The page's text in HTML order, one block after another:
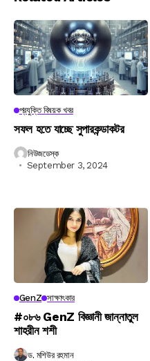
প্রযুক্তি বিষয়ক খবর
সফল হতে যাচ্ছে সুপারকন্ডাকটর
নিউজডেস্ক
September 3, 2024
GenZ সাক্ষাৎকার
#০৮৬ GenZ বিজ্ঞানী জান্নাতুল
শাহরীন শশী
ড. মশিউর রহমান